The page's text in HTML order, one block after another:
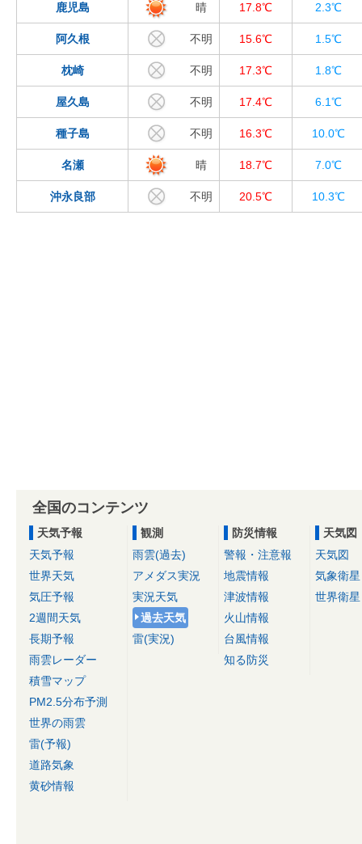
鹿児島 晴 17.8℃ 2.3℃
阿久根 不明 15.6℃ 1.5℃
枕崎 不明 17.3℃ 1.8℃
屋久島 不明 17.4℃ 6.1℃
種子島 不明 16.3℃ 10.0℃
名瀬 晴 18.7℃ 7.0℃
沖永良部 不明 20.5℃ 10.3℃
全国のコンテンツ
天気予報
天気予報
世界天気
気圧予報
2週間天気
長期予報
雨雲レーダー
積雪マップ
PM2.5分布予測
世界の雨雲
雷(予報)
道路気象
黄砂情報
観測
雨雲(過去)
アメダス実況
実況天気
過去天気
雷(実況)
防災情報
警報・注意報
地震情報
津波情報
火山情報
台風情報
知る防災
天気図
天気図
気象衛星
世界衛星